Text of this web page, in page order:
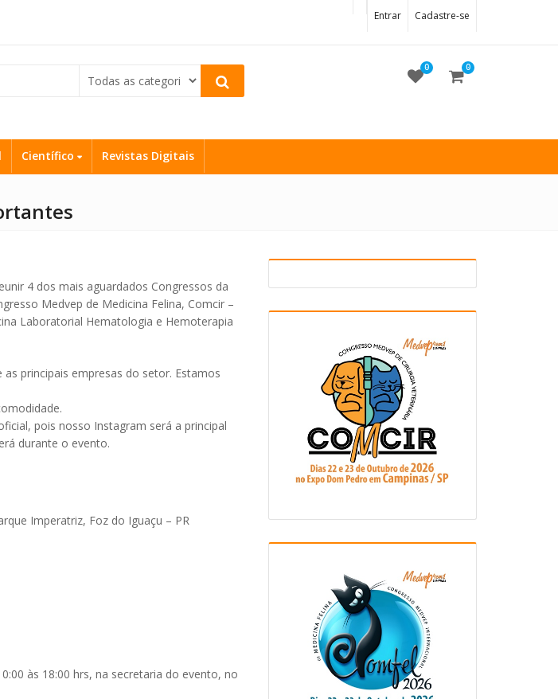
Entrar Cadastre-se
0 0
Científico Revistas Digitais
4 dos mais aguardados Congressos da
Medvep de Medicina Felina, Comcir –
Laboratorial Hematologia e Hemoterapia
principais empresas do setor. Estamos
pois nosso Instagram será a principal
durante o evento.
Imperatriz, Foz do Iguaçu – PR
às 18:00 hrs, na secretaria do evento, no